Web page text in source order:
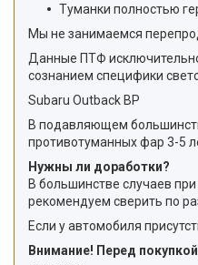
Туманки полностью
Мы не занимаемся
Данные ПТФ
сознанием специфики
Subaru Outback BP
В подавляющем
противотуманных фар 3-5
Нужны ли доработки?
В большинстве случаев
рекомендуем сверить по
Если у автомобиля
Внимание! Перед